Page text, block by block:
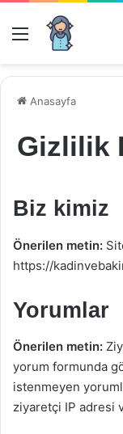
Menü
Anasayfa
Gizlilik
Biz kimiz
Önerilen metin:
https://
Yorumlar
Önerilen metin:
yorum formunda
istenmeyen
ziyaretçi IP adresi